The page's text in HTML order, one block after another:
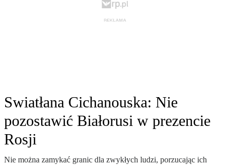
Swiatłana Cichanouska: Nie
pozostawić Białorusi w prezencie
Rosji
Nie można zamykać granic dla zwykłych ludzi, porzucając ich